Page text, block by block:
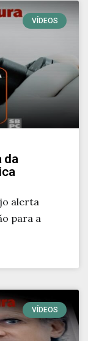
VÍDEOS
da
alerta
para a
VÍDEOS